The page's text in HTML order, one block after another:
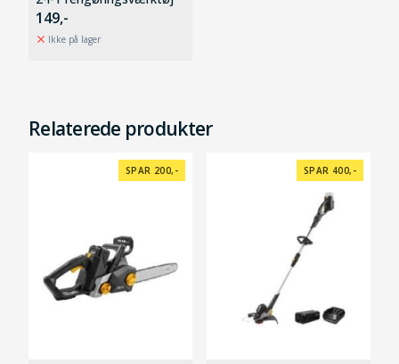
149,-
Ikke på lager
Relaterede produkter
SPAR 200,- SPAR 400,-